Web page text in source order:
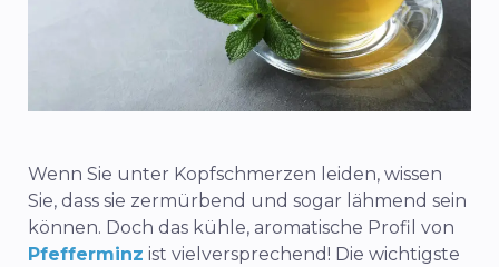
Wenn Sie unter Kopfschmerzen leiden, wissen
Sie, dass sie zermürbend und sogar lähmend sein
können. Doch das kühle, aromatische Profil von
Pfefferminz ist vielversprechend! Die wichtigste